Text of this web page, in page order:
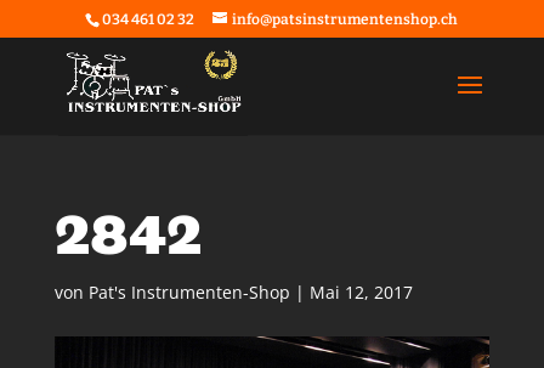
034 461 02 32 info@patsinstrumentenshop.ch
2842
von Pat's Instrumenten-Shop | Mai 12, 2017